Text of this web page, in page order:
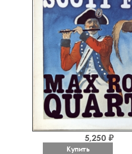
5,250 ₽
Купить